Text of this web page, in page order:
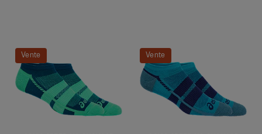
Vente
Vente